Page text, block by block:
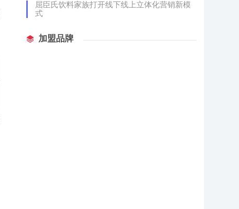
屈臣氏饮料家族打开线下线上立体化营销新模
式
加盟品牌